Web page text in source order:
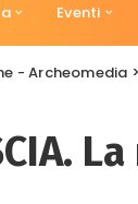
Eventi
- Archeomedia >